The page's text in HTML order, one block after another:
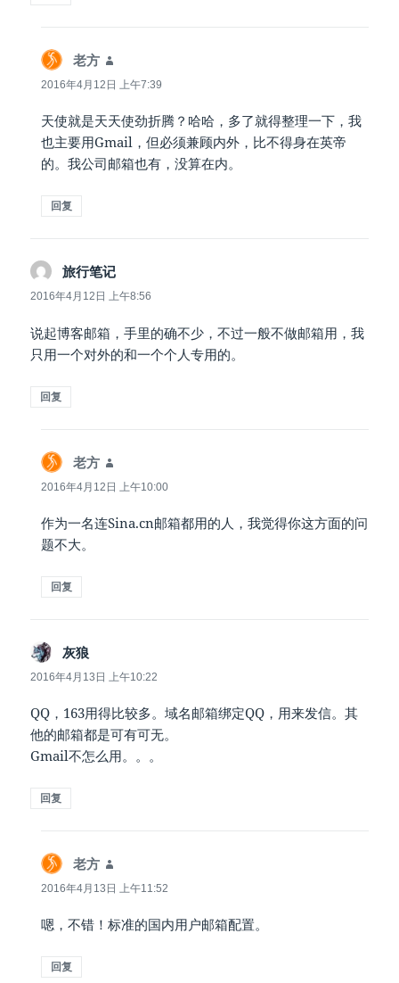
老方
道：
2016年4月12日 上午7:39
天使就是天天使劲折腾？哈哈，多了就得整理一下，我
也主要用Gmail，但必须兼顾内外，比不得身在英帝
的。我公司邮箱也有，没算在内。
回复
旅行笔记
道：
2016年4月12日 上午8:56
说起博客邮箱，手里的确不少，不过一般不做邮箱用，我
只用一个对外的和一个个人专用的。
回复
老方
道：
2016年4月12日 上午10:00
作为一名连Sina.cn邮箱都用的人，我觉得你这方面的问
题不大。
回复
灰狼
道：
2016年4月13日 上午10:22
QQ，163用得比较多。域名邮箱绑定QQ，用来发信。其
他的邮箱都是可有可无。
Gmail不怎么用。。。
回复
老方
道：
2016年4月13日 上午11:52
嗯，不错！标准的国内用户邮箱配置。
回复